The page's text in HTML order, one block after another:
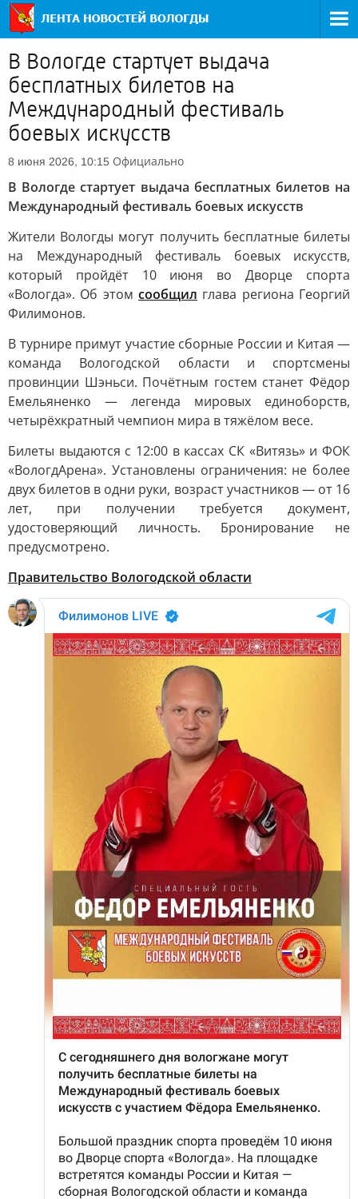
В Вологде стартует выдача
бесплатных билетов на
Международный фестиваль
боевых искусств
8 июня 2026, 10:15 Официально
В Вологде стартует выдача бесплатных билетов на
Международный фестиваль боевых искусств
Жители Вологды могут получить бесплатные билеты
на Международный фестиваль боевых искусств,
который пройдёт 10 июня во Дворце спорта
«Вологда». Об этом сообщил глава региона Георгий
Филимонов.
В турнире примут участие сборные России и Китая —
команда Вологодской области и спортсмены
провинции Шэньси. Почётным гостем станет Фёдор
Емельяненко — легенда мировых единоборств,
четырёхкратный чемпион мира в тяжёлом весе.
Билеты выдаются с 12:00 в кассах СК «Витязь» и ФОК
«ВологдАрена». Установлены ограничения: не более
двух билетов в одни руки, возраст участников — от 16
лет, при получении требуется документ,
удостоверяющий личность. Бронирование не
предусмотрено.
Правительство Вологодской области